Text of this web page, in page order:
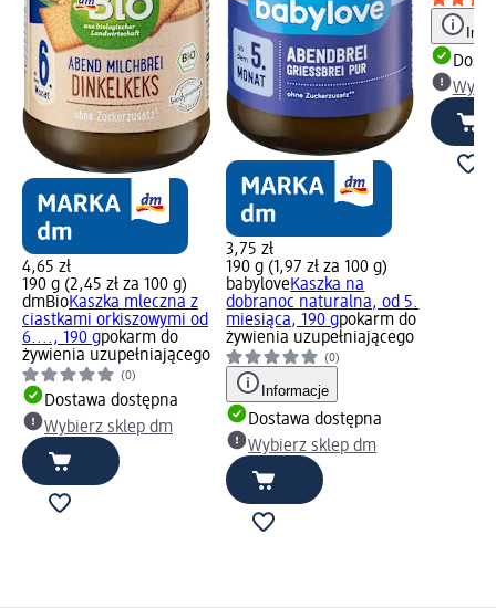
4,65 zł
190 g (2,45 zł za 100 g)
dmBioKaszka mleczna z
ciastkami orkiszowymi od
6...., 190 gpokarm do
żywienia uzupełniającego
(0)
Dostawa dostępna
Wybierz sklep dm
3,75 zł
190 g (1,97 zł za 100 g)
babyloveKaszka na
dobranoc naturalna, od 5.
miesiąca, 190 gpokarm do
żywienia uzupełniającego
(0)
Informacje
Dostawa dostępna
Wybierz sklep dm